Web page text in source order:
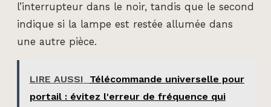
l’interrupteur dans le noir, tandis que le second
indique si la lampe est restée allumée dans
une autre pièce.
LIRE AUSSI
Télécommande universelle pour
portail : évitez l'erreur de fréquence qui